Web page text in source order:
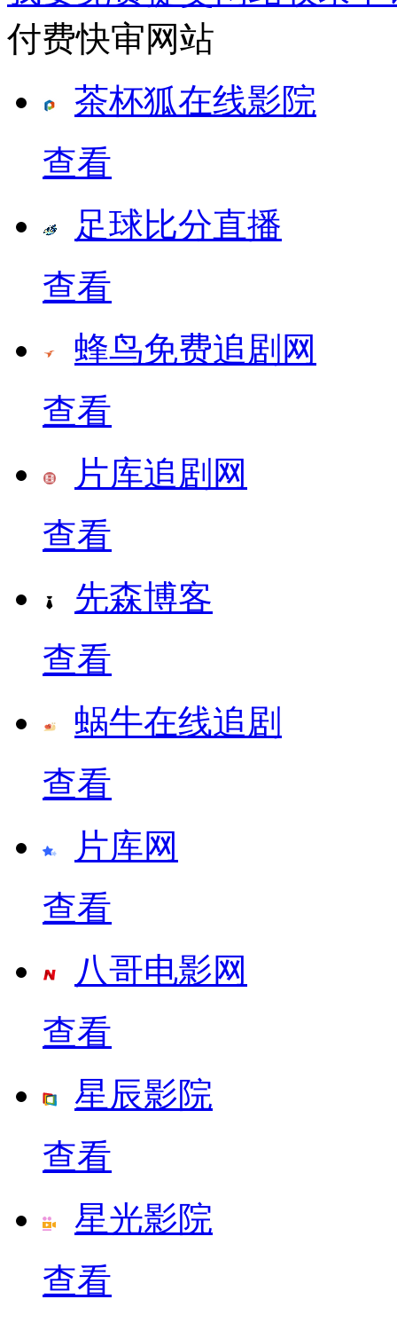
付费快审网站
茶杯狐在线影院
查看
足球比分直播
查看
蜂鸟免费追剧网
查看
片库追剧网
查看
先森博客
查看
蜗牛在线追剧
查看
片库网
查看
八哥电影网
查看
星辰影院
查看
星光影院
查看